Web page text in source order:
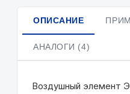
ОПИСАНИЕ
АНАЛОГИ (4)
Воздушный элемент